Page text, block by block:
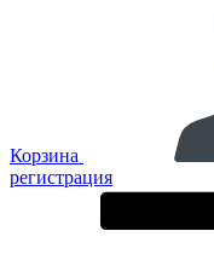
Корзина
регистрация